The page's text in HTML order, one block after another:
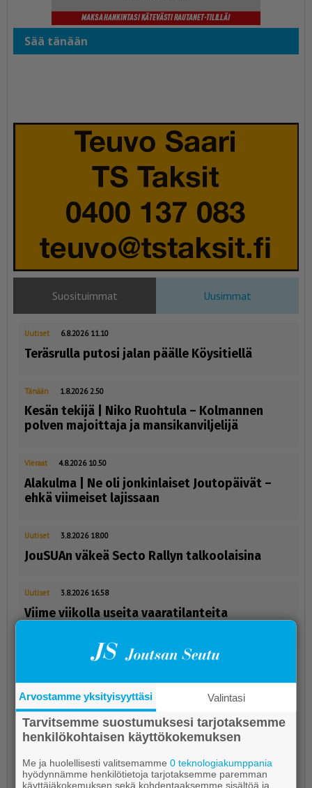
Sää tänään
Suosituimmat Uusimmat
Uutiset 6.8.2026 11.10
Teräsrulla putosi jalan päälle Köysitiellä
Tänään 1.8.2026 2.50
Kesän tekijä | Niko Ruohtula ­– Kolmannen
polven majoittaja ja mansikanviljelijä
Vieraat 4.8.2026 10.50
Alakulma | Ne oli jonkinlaiset Joutopäivät –
ehkä viimeiset lajissaan
Uutiset 3.8.2026 18.00
JouSUAn väkeä Secto Rallyn talkoolaisina
Uutiset 3.8.2026 16.58
Viime viikolla useita vaaratilanteita
Arvostamme yksityisyyttäsi Valintasi
Tarvitsemme suostumuksesi tarjotaksemme
henkilökohtaisen käyttökokemuksen
Me ja huolellisesti valitsemamme0 teknologiakumppania
hyödynnämme henkilötietoja tarjotaksemme paremman
käyttäjäkokemuksen sekä kohdentaaksemme sisältöä ja